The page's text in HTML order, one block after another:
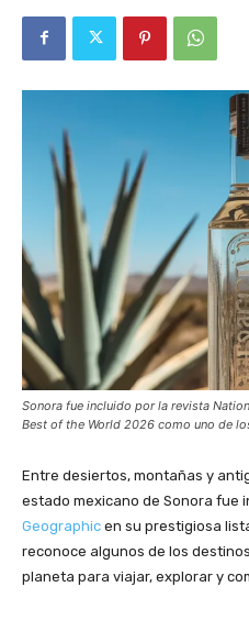
Sonora fue incluido por la revista
Best of the World 2026 como uno de
Entre desiertos, montañas y
estado mexicano de Sonora fue
Geographic en su prestigiosa
reconoce algunos de los
planeta para viajar, explorar y